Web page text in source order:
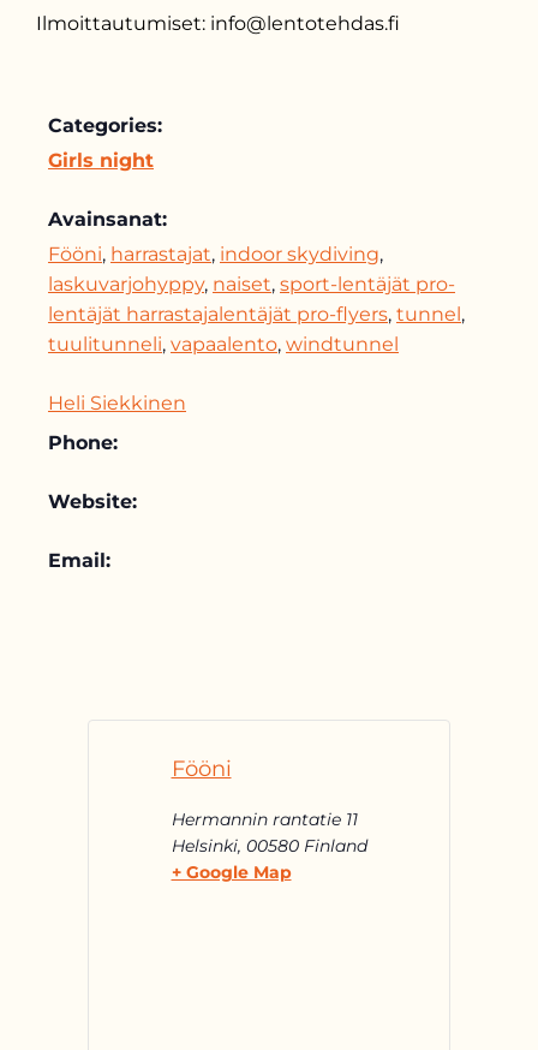
Ilmoittautumiset: info@lentotehdas.fi
Categories:
Girls night
Avainsanat:
Fööni, harrastajat, indoor skydiving,
laskuvarjohyppy, naiset, sport-lentäjät pro-
lentäjät harrastajalentäjät pro-flyers, tunnel,
tuulitunneli, vapaalento, windtunnel
Heli Siekkinen
Phone:
Website:
Email:
Fööni
Hermannin rantatie 11
Helsinki, 00580 Finland
+ Google Map